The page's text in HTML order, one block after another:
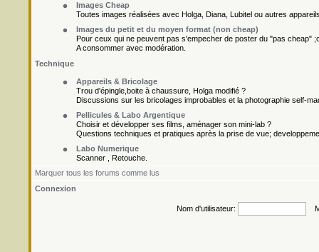
Images Cheap
Toutes images réalisées avec Holga, Diana, Lubitel ou autres
Images du petit et du moyen format (non cheap)
Pour ceux qui ne peuvent pas s'empecher de poster du "pas cheap"
A consommer avec modération.
Technique
Appareils & Bricolage
Trou d'épingle,boite à chaussure, Holga modifié ?
Discussions sur les bricolages improbables et la photographie self-
Pellicules & Labo Argentique
Choisir et développer ses films, aménager son mini-lab ?
Questions techniques et pratiques après la prise de vue;
Labo Numerique
Scanner , Retouche.
Marquer tous les forums comme lus
Connexion
Nom d'utilisateur: